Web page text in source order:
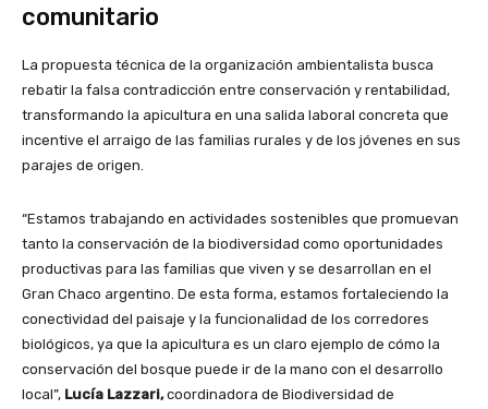
comunitario
La propuesta técnica de la organización ambientalista busca
rebatir la falsa contradicción entre conservación y rentabilidad,
transformando la apicultura en una salida laboral concreta que
incentive el arraigo de las familias rurales y de los jóvenes en sus
parajes de origen.
“Estamos trabajando en actividades sostenibles que promuevan
tanto la conservación de la biodiversidad como oportunidades
productivas para las familias que viven y se desarrollan en el
Gran Chaco argentino. De esta forma, estamos fortaleciendo la
conectividad del paisaje y la funcionalidad de los corredores
biológicos, ya que la apicultura es un claro ejemplo de cómo la
conservación del bosque puede ir de la mano con el desarrollo
local”, Lucía Lazzari,coordinadora de Biodiversidad de